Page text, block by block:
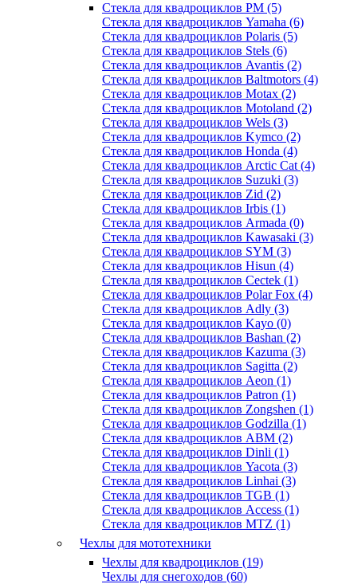
Стекла для квадроциклов PM (5)
Стекла для квадроциклов Yamaha (6)
Стекла для квадроциклов Polaris (5)
Стекла для квадроциклов Stels (6)
Стекла для квадроциклов Avantis (2)
Стекла для квадроциклов Baltmotors (4)
Стекла для квадроциклов Motax (2)
Стекла для квадроциклов Motoland (2)
Стекла для квадроциклов Wels (3)
Стекла для квадроциклов Kymco (2)
Стекла для квадроциклов Honda (4)
Стекла для квадроциклов Arctic Cat (4)
Стекла для квадроциклов Suzuki (3)
Стекла для квадроциклов Zid (2)
Стекла для квадроциклов Irbis (1)
Стекла для квадроциклов Armada (0)
Стекла для квадроциклов Kawasaki (3)
Стекла для квадроциклов SYM (3)
Стекла для квадроциклов Hisun (4)
Стекла для квадроциклов Cectek (1)
Стекла для квадроциклов Polar Fox (4)
Стекла для квадроциклов Adly (3)
Стекла для квадроциклов Kayo (0)
Стекла для квадроциклов Bashan (2)
Стекла для квадроциклов Kazuma (3)
Стекла для квадроциклов Sagitta (2)
Стекла для квадроциклов Aeon (1)
Стекла для квадроциклов Patron (1)
Стекла для квадроциклов Zongshen (1)
Стекла для квадроциклов Godzilla (1)
Стекла для квадроциклов АВМ (2)
Стекла для квадроциклов Dinli (1)
Стекла для квадроциклов Yacota (3)
Стекла для квадроциклов Linhai (3)
Стекла для квадроциклов TGB (1)
Стекла для квадроциклов Access (1)
Стекла для квадроциклов MTZ (1)
Чехлы для мототехники
Чехлы для квадроциклов (19)
Чехлы для снегоходов (60)